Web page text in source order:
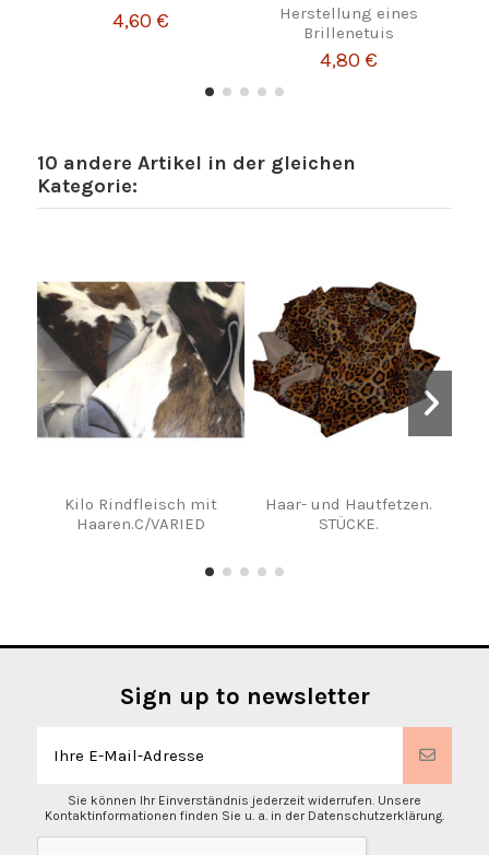
4,60 €
Herstellung eines
Brillenetuis
4,80 €
10 andere Artikel in der gleichen
Kategorie:
Kilo Rindfleisch mit
Haaren.C/VARIED
Haar- und Hautfetzen.
STÜCKE.
Sign up to newsletter
Sie können Ihr Einverständnis jederzeit widerrufen. Unsere
Kontaktinformationen finden Sie u. a. in der Datenschutzerklärung.